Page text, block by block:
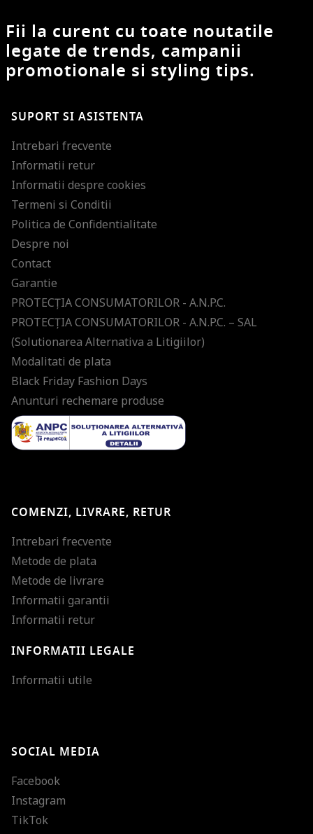
Fii la curent cu toate noutatile
legate de trends, campanii
promotionale si styling tips.
SUPORT SI ASISTENTA
Intrebari frecvente
Informatii retur
Informatii despre cookies
Termeni si Conditii
Politica de Confidentialitate
Despre noi
Contact
Garantie
PROTECŢIA CONSUMATORILOR - A.N.P.C.
PROTECŢIA CONSUMATORILOR - A.N.P.C. – SAL
(Solutionarea Alternativa a Litigiilor)
Modalitati de plata
Black Friday Fashion Days
Anunturi rechemare produse
COMENZI, LIVRARE, RETUR
Intrebari frecvente
Metode de plata
Metode de livrare
Informatii garantii
Informatii retur
INFORMATII LEGALE
Informatii utile
SOCIAL MEDIA
Facebook
Instagram
TikTok